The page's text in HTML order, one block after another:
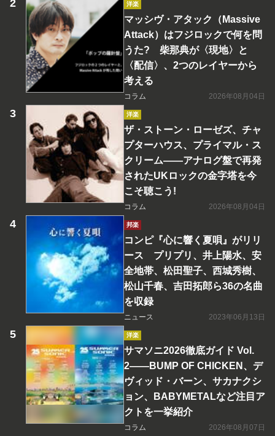
洋楽
マッシヴ・アタック（Massive
Attack）はフジロックで何を問
うた? 柴那典が〈現地〉と
〈配信〉、2つのレイヤーから
考える
コラム 2026年08月04日
洋楽
ザ・ストーン・ローゼズ、チャ
プターハウス、プライマル・ス
クリーム――アナログ盤で再発
されたUKロックの金字塔を今
こそ聴こう!
コラム 2026年08月04日
邦楽
コンピ『心に響く夏唄』がリリ
ース プリプリ、井上陽水、安
全地帯、松田聖子、西城秀樹、
松山千春、吉田拓郎ら36の名曲
を収録
ニュース 2023年06月13日
洋楽
サマソニ2026徹底ガイド Vol.
2――BUMP OF CHICKEN、デ
ヴィッド・バーン、サカナクシ
ョン、BABYMETALなど注目ア
クトを一挙紹介
コラム 2026年08月07日